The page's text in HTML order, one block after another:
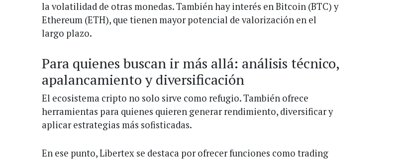
la volatilidad de otras monedas. También hay interés en Bitcoin (BTC) y
Ethereum (ETH), que tienen mayor potencial de valorización en el
largo plazo.
Para quienes buscan ir más allá: análisis técnico,
apalancamiento y diversificación
El ecosistema cripto no solo sirve como refugio. También ofrece
herramientas para quienes quieren generar rendimiento, diversificar y
aplicar estrategias más sofisticadas.
En ese punto, Libertex se destaca por ofrecer funciones como trading